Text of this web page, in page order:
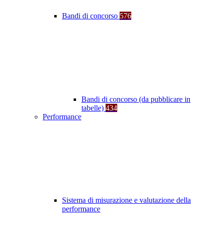
Bandi di concorso 576
Bandi di concorso (da pubblicare in
tabelle) 434
Performance
Sistema di misurazione e valutazione della
performance